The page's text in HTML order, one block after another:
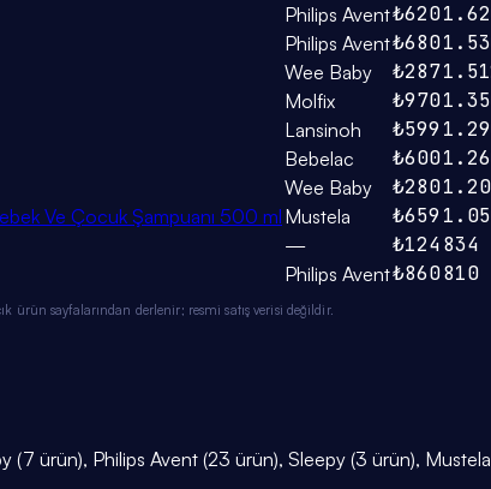
Philips Avent₺620
Philips Avent₺680
Wee Baby ₺287
Molfix ₺970
Lansinoh ₺599
Bebelac ₺600
Wee Baby ₺280
Ve Çocuk Şampuanı 500 ml Mustela ₺659
— ₺124834
Philips Avent₺860810
ürün sayfalarından derlenir; resmi satış verisi değildir.
(7 ürün), Philips Avent (23 ürün), Sleepy (3 ürün),